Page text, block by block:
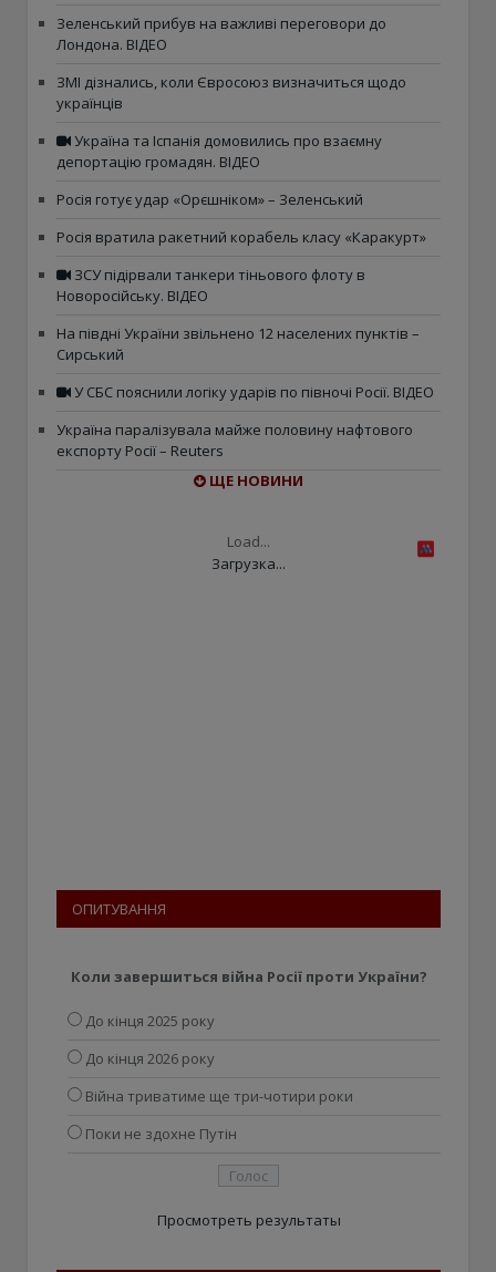
Зеленський прибув на важливі переговори до
Лондона. ВІДЕО
ЗМІ дізнались, коли Євросоюз визначиться щодо
українців
Україна та Іспанія домовились про взаємну
депортацію громадян. ВІДЕО
Росія готує удар «Орєшніком» – Зеленський
Росія вратила ракетний корабель класу «Каракурт»
ЗСУ підірвали танкери тіньового флоту в
Новоросійську. ВІДЕО
На півдні України звільнено 12 населених пунктів –
Сирський
У СБС пояснили логіку ударів по півночі Росії. ВІДЕО
Україна паралізувала майже половину нафтового
експорту Росії – Reuters
ЩЕ НОВИНИ
Load...
Загрузка...
ОПИТУВАННЯ
Коли завершиться війна Росії проти України?
До кінця 2025 року
До кінця 2026 року
Війна триватиме ще три-чотири роки
Поки не здохне Путін
Просмотреть результаты